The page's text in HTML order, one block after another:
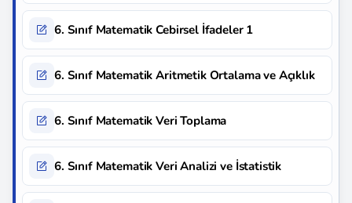
6. Sınıf Matematik Cebirsel İfadeler 1
6. Sınıf Matematik Aritmetik Ortalama ve Açıklık
6. Sınıf Matematik Veri Toplama
6. Sınıf Matematik Veri Analizi ve İstatistik